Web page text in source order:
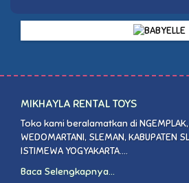
MIKHAYLA RENTAL TOYS
Toko kami beralamatkan di NGEMPLAK,
WEDOMARTANI, SLEMAN, KABUPATEN
ISTIMEWA YOGYAKARTA....
Baca Selengkapnya...